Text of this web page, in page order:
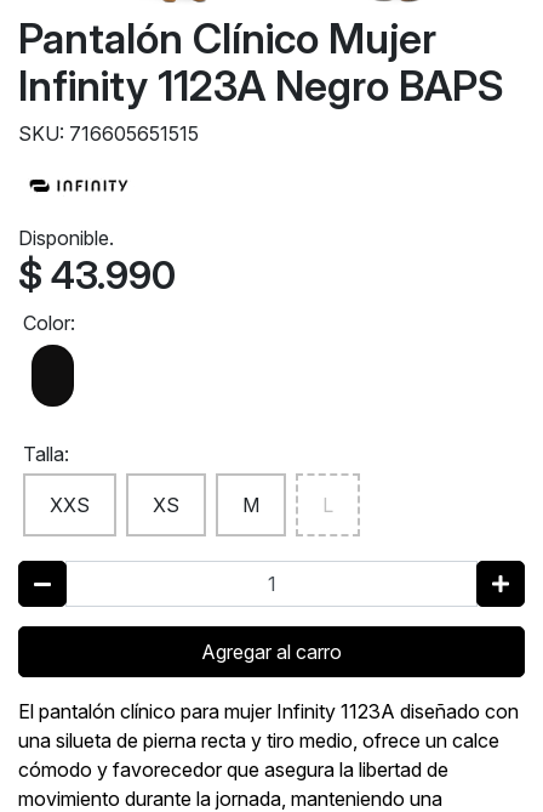
Pantalón Clínico Mujer
Infinity 1123A Negro BAPS
SKU: 716605651515
Disponible.
$ 43.990
Color:
Talla:
XXS XS M L
Agregar al carro
El pantalón clínico para mujer Infinity 1123A diseñado con
una silueta de pierna recta y tiro medio, ofrece un calce
cómodo y favorecedor que asegura la libertad de
movimiento durante la jornada, manteniendo una